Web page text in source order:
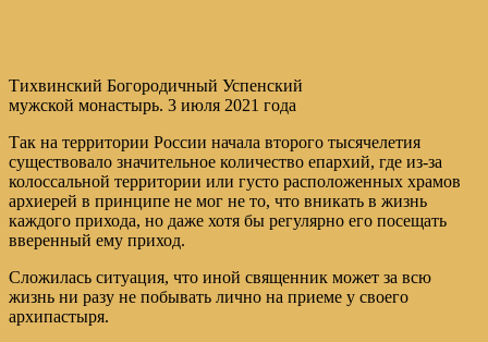
Тихвинский Богородичный Успенский
мужской монастырь. 3 июля 2021 года
Так на территории России начала второго тысячелетия
существовало значительное количество епархий, где из-за
колоссальной территории или густо расположенных храмов
архиерей в принципе не мог не то, что вникать в жизнь
каждого прихода, но даже хотя бы регулярно его посещать
вверенный ему приход.
Сложилась ситуация, что иной священник может за всю
жизнь ни разу не побывать лично на приеме у своего
архипастыря.